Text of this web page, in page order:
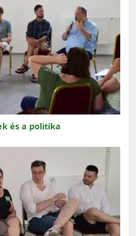
és a politika